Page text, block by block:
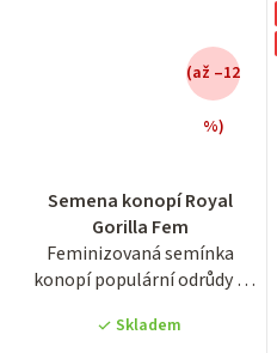
Semena konopí Royal
Gorilla Fem
Feminizovaná semínka
konopí populární odrůdy z
o...
hodnocení
produktu
je
3,9
z
Skladem
(až –12
%)